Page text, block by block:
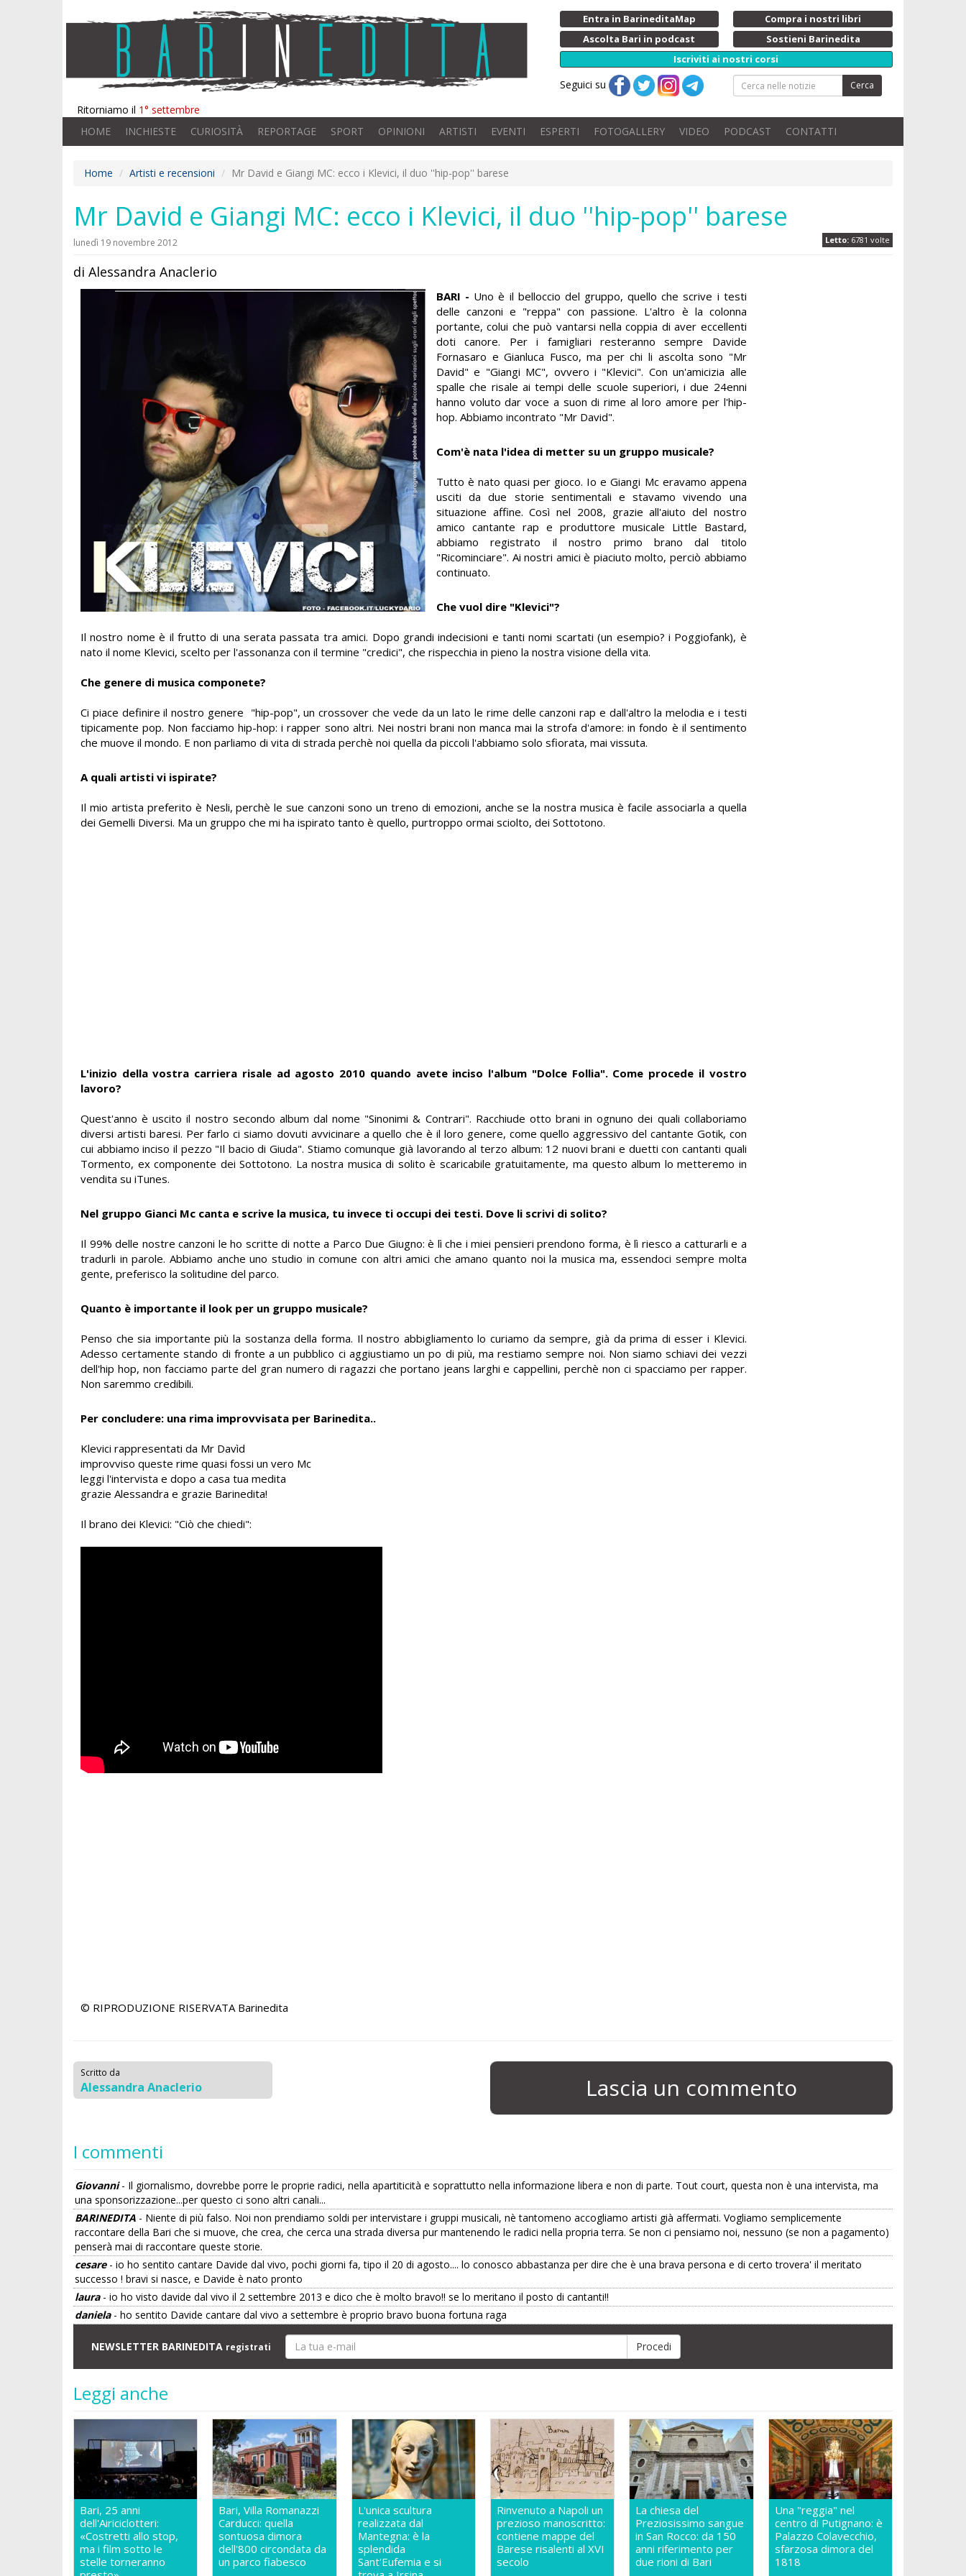
Ritorniamo il 1° settembre
Entra in BarineditaMap
Compra i nostri libri
Ascolta Bari in podcast
Sostieni Barinedita
Iscriviti ai nostri corsi
Seguici su Cerca
HOME INCHIESTE CURIOSITÀ REPORTAGE SPORT OPINIONI ARTISTI EVENTI ESPERTI FOTOGALLERY VIDEO PODCAST CONTATTI
Home Artisti e recensioni Mr David e Giangi MC: ecco i Klevici, il duo ''hip-pop'' barese
Mr David e Giangi MC: ecco i Klevici, il duo ''hip-pop'' barese
Letto: 6781 volte
lunedì 19 novembre 2012
di Alessandra Anaclerio
BARI - Uno è il belloccio del gruppo, quello che scrive i testi
delle canzoni e "reppa" con passione. L'altro è la colonna
portante, colui che può vantarsi nella coppia di aver eccellenti
doti canore. Per i famigliari resteranno sempre Davide
Fornasaro e Gianluca Fusco, ma per chi li ascolta sono "Mr
David" e "Giangi MC", ovvero i "Klevici". Con un'amicizia alle
spalle che risale ai tempi delle scuole superiori, i due 24enni
hanno voluto dar voce a suon di rime al loro amore per l'hip-
hop. Abbiamo incontrato "Mr David".
Com'è nata l'idea di metter su un gruppo musicale?
Tutto è nato quasi per gioco. Io e Giangi Mc eravamo appena
usciti da due storie sentimentali e stavamo vivendo una
situazione affine. Così nel 2008, grazie all'aiuto del nostro
amico cantante rap e produttore musicale Little Bastard,
abbiamo registrato il nostro primo brano dal titolo
"Ricominciare". Ai nostri amici è piaciuto molto, perciò abbiamo
continuato.
Che vuol dire "Klevici"?
Il nostro nome è il frutto di una serata passata tra amici. Dopo grandi indecisioni e tanti nomi scartati (un esempio? i Poggiofank), è
nato il nome Klevici, scelto per l'assonanza con il termine "credici", che rispecchia in pieno la nostra visione della vita.
Che genere di musica componete?
Ci piace definire il nostro genere "hip-pop", un crossover che vede da un lato le rime delle canzoni rap e dall'altro la melodia e i testi
tipicamente pop. Non facciamo hip-hop: i rapper sono altri. Nei nostri brani non manca mai la strofa d'amore: in fondo è il sentimento
che muove il mondo. E non parliamo di vita di strada perchè noi quella da piccoli l'abbiamo solo sfiorata, mai vissuta.
A quali artisti vi ispirate?
Il mio artista preferito è Nesli, perchè le sue canzoni sono un treno di emozioni, anche se la nostra musica è facile associarla a quella
dei Gemelli Diversi. Ma un gruppo che mi ha ispirato tanto è quello, purtroppo ormai sciolto, dei Sottotono.
L'inizio della vostra carriera risale ad agosto 2010 quando avete inciso l'album "Dolce Follia". Come procede il vostro
lavoro?
Quest'anno è uscito il nostro secondo album dal nome "Sinonimi & Contrari". Racchiude otto brani in ognuno dei quali collaboriamo
diversi artisti baresi. Per farlo ci siamo dovuti avvicinare a quello che è il loro genere, come quello aggressivo del cantante Gotik, con
cui abbiamo inciso il pezzo "Il bacio di Giuda". Stiamo comunque già lavorando al terzo album: 12 nuovi brani e duetti con cantanti quali
Tormento, ex componente dei Sottotono. La nostra musica di solito è scaricabile gratuitamente, ma questo album lo metteremo in
vendita su iTunes.
Nel gruppo Gianci Mc canta e scrive la musica, tu invece ti occupi dei testi. Dove li scrivi di solito?
Il 99% delle nostre canzoni le ho scritte di notte a Parco Due Giugno: è lì che i miei pensieri prendono forma, è lì riesco a catturarli e a
tradurli in parole. Abbiamo anche uno studio in comune con altri amici che amano quanto noi la musica ma, essendoci sempre molta
gente, preferisco la solitudine del parco.
Quanto è importante il look per un gruppo musicale?
Penso che sia importante più la sostanza della forma. Il nostro abbigliamento lo curiamo da sempre, già da prima di esser i Klevici.
Adesso certamente stando di fronte a un pubblico ci aggiustiamo un po di più, ma restiamo sempre noi. Non siamo schiavi dei vezzi
dell'hip hop, non facciamo parte del gran numero di ragazzi che portano jeans larghi e cappellini, perchè non ci spacciamo per rapper.
Non saremmo credibili.
Per concludere: una rima improvvisata per Barinedita..
Klevici rappresentati da Mr Davìd
improvviso queste rime quasi fossi un vero Mc
leggi l'intervista e dopo a casa tua medita
grazie Alessandra e grazie Barinedita!
Il brano dei Klevici: "Ciò che chiedi":
© RIPRODUZIONE RISERVATA Barinedita
Scritto da
Alessandra Anaclerio Lascia un commento
I commenti
Giovanni- Il giornalismo, dovrebbe porre le proprie radici, nella apartiticità e soprattutto nella informazione libera e non di parte. Tout court, questa non è una intervista, ma
una sponsorizzazione...per questo ci sono altri canali...
BARINEDITA - Niente di più falso. Noi non prendiamo soldi per intervistare i gruppi musicali, nè tantomeno accogliamo artisti già affermati. Vogliamo semplicemente
raccontare della Bari che si muove, che crea, che cerca una strada diversa pur mantenendo le radici nella propria terra. Se non ci pensiamo noi, nessuno (se non a pagamento)
penserà mai di raccontare queste storie.
cesare- io ho sentito cantare Davide dal vivo, pochi giorni fa, tipo il 20 di agosto.... lo conosco abbastanza per dire che è una brava persona e di certo trovera' il meritato
successo ! bravi si nasce, e Davide è nato pronto
laura- io ho visto davide dal vivo il 2 settembre 2013 e dico che è molto bravo!! se lo meritano il posto di cantanti!!
daniela- ho sentito Davide cantare dal vivo a settembre è proprio bravo buona fortuna raga
NEWSLETTER BARINEDITA registrati
Leggi anche
Bari, 25 anni
dell'Airiciclotteri:
«Costretti allo stop,
ma i film sotto le
stelle torneranno
Bari, Villa Romanazzi
Carducci: quella
sontuosa dimora
dell'800 circondata da
un parco fiabesco
L'unica scultura
realizzata dal
Mantegna: è la
splendida
Sant'Eufemia e si
Rinvenuto a Napoli un
prezioso manoscritto:
contiene mappe del
Barese risalenti al XVI
secolo
La chiesa del
Preziosissimo sangue
in San Rocco: da 150
anni riferimento per
due rioni di Bari
Una "reggia" nel
centro di Putignano: è
Palazzo Colavecchio,
sfarzosa dimora del
1818